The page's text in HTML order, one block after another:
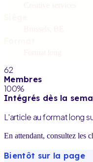
Creative services
Brussels, BE
Format long
62
Membres
100%
Intégrés dès la
L'article au format long
En attendant, consultez les
Bientôt sur la page